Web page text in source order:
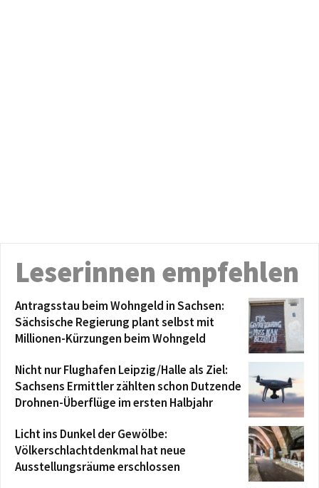
Leserinnen empfehlen
Antragsstau beim Wohngeld in Sachsen:
Sächsische Regierung plant selbst mit
Millionen-Kürzungen beim Wohngeld
Nicht nur Flughafen Leipzig/Halle als Ziel:
Sachsens Ermittler zählten schon Dutzende
Drohnen-Überflüge im ersten Halbjahr
Licht ins Dunkel der Gewölbe:
Völkerschlachtdenkmal hat neue
Ausstellungsräume erschlossen